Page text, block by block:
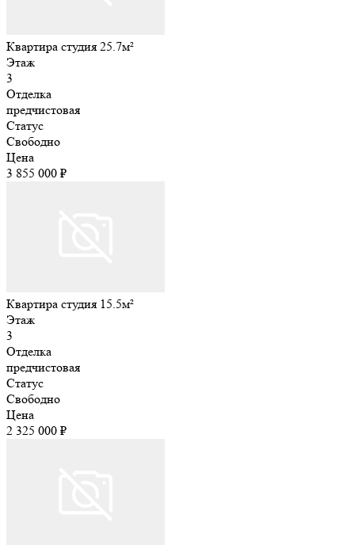
Квартира студия 25.7м²
Этаж
3
Отделка
предчистовая
Статус
Свободно
Цена
3 855 000 ₽
Квартира студия 15.5м²
Этаж
3
Отделка
предчистовая
Статус
Свободно
Цена
2 325 000 ₽